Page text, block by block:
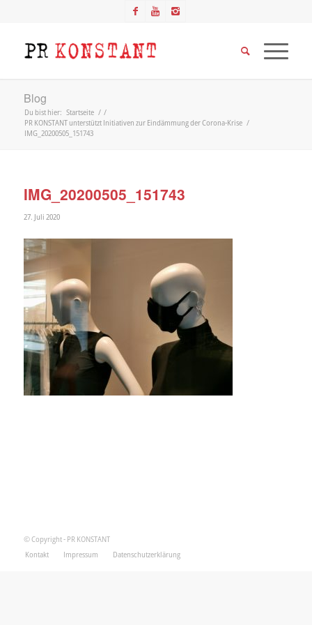
Blog
Du bist hier: Startseite / /
PR KONSTANT unterstützt Initiativen zur Eindämmung der Corona-Krise /
IMG_20200505_151743
IMG_20200505_151743
27. Juli 2020
© Copyright - PR KONSTANT
Kontakt
Impressum Datenschutzerklärung